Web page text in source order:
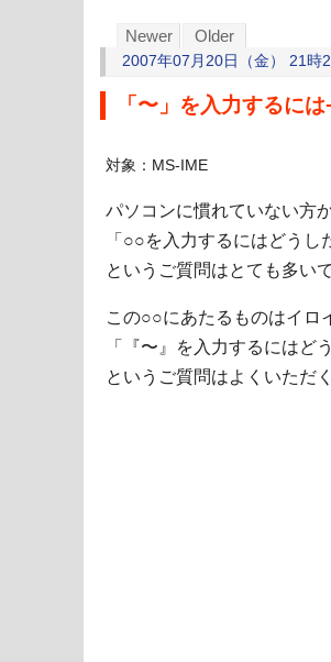
Newer Older
2007年07月20日（金） 21時
「〜」を入力するに
対象：MS-IME
パソコンに慣れていない方
「○○を入力するにはどうし
というご質問はとても多いで
この○○にあたるものはイロ
「『〜』を入力するにはど
というご質問はよくいただ